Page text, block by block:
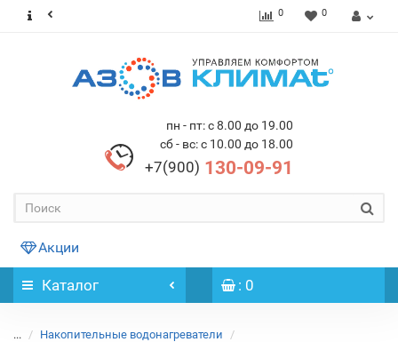
0 0
пн - пт: с 8.00 до 19.00
сб - вс: с 10.00 до 18.00
+7(900) 130-09-91
Акции
Каталог : 0
... Накопительные водонагреватели